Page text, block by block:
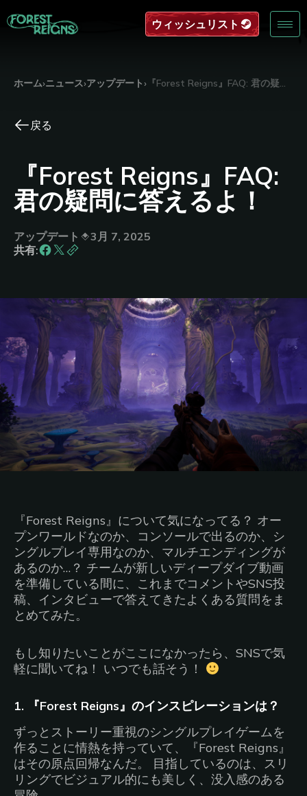
ウィッシュリスト
ホーム›ニュース›アップデート› 『Forest Reigns』FAQ: 君の疑問に答えるよ！
戻る
『Forest Reigns』FAQ:
君の疑問に答えるよ！
アップデート
3月 7, 2025
共有:
『Forest Reigns』について気になってる？ オー
プンワールドなのか、コンソールで出るのか、シ
ングルプレイ専用なのか、マルチエンディングが
あるのか…？ チームが新しいディープダイブ動画
を準備している間に、これまでコメントやSNS投
稿、インタビューで答えてきたよくある質問をま
とめてみた。
もし知りたいことがここになかったら、SNSで気
軽に聞いてね！ いつでも話そう！
1. 『Forest Reigns』のインスピレーションは？
ずっとストーリー重視のシングルプレイゲームを
作ることに情熱を持っていて、『Forest Reigns』
はその原点回帰なんだ。 目指しているのは、スリ
リングでビジュアル的にも美しく、没入感のある